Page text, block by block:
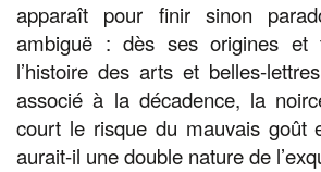
apparaît pour finir sinon
ambiguë : dès ses origines
l’histoire des arts et belles-
associé à la décadence, la
court le risque du mauvais goût
aurait-il une double nature de